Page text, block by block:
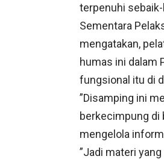
terpenuhi sebaik-
Sementara
mengatakan,
humas ini dalam
fungsional itu di
”Disamping ini
berkecimpung di
mengelola
”Jadi materi